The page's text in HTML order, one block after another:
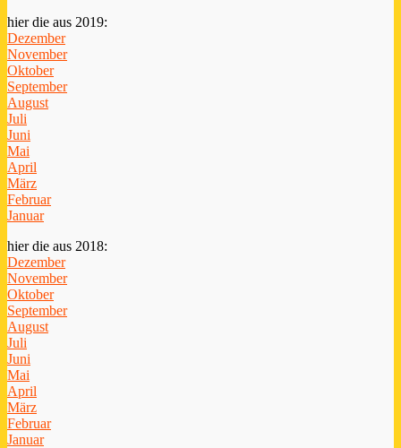
hier die aus 2019:
Dezember
November
Oktober
September
August
Juli
Juni
Mai
April
März
Februar
Januar
hier die aus 2018:
Dezember
November
Oktober
September
August
Juli
Juni
Mai
April
März
Februar
Januar